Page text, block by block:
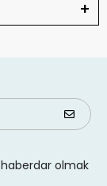
olmak